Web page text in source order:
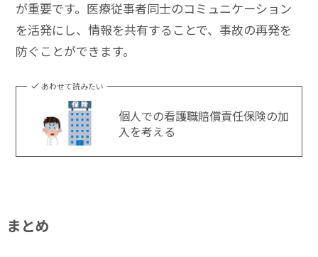
が重要です。医療従事者同士のコミュニケーション
を活発にし、情報を共有することで、事故の再発を
防ぐことができます。
あわせて読みたい
個人での看護職賠償責任保険の加
入を考える
まとめ